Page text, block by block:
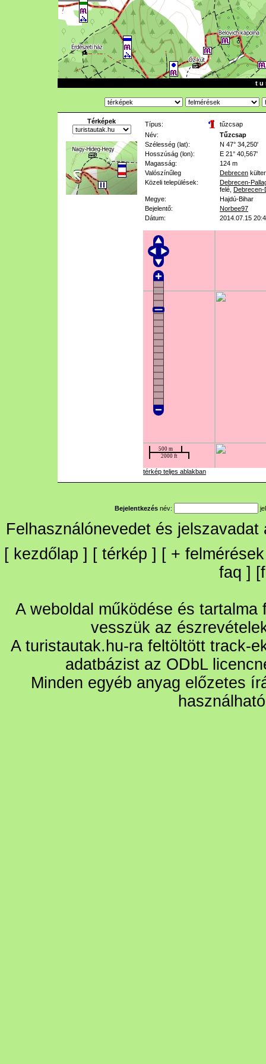
t u
Térképek Típus:
tűzcsap
Név:
Tűzcsap
Szélesség (lat):
N 47° 34,250'
Hosszúság (lon):
E 21° 40,567'
Magasság:
124 m
Valószínűleg
Debrecen
Közeli települések:
Debrecen-
felé Debrecen-
Megye:
Hajdú-Bihar
Bejelentő:
Norbee97
Dátum:
2014.07.15
térkép teljes ablakban
Bejelentkezés név:
Felhasználónevedet és
[ kezdőlap ] [ térkép ] [ + felmérések
faq ] [
A weboldal működése és
vesszük az
A turistautak.hu-ra feltöltött track-
adatbázist az ODbL
Minden egyéb anyag előzetes